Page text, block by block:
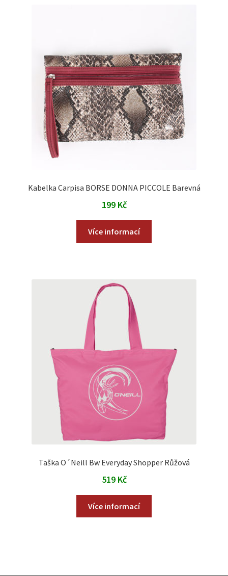
Kabelka Carpisa BORSE DONNA PICCOLE Barevná
199 Kč
Více informací
Taška O´Neill Bw Everyday Shopper Růžová
519 Kč
Více informací